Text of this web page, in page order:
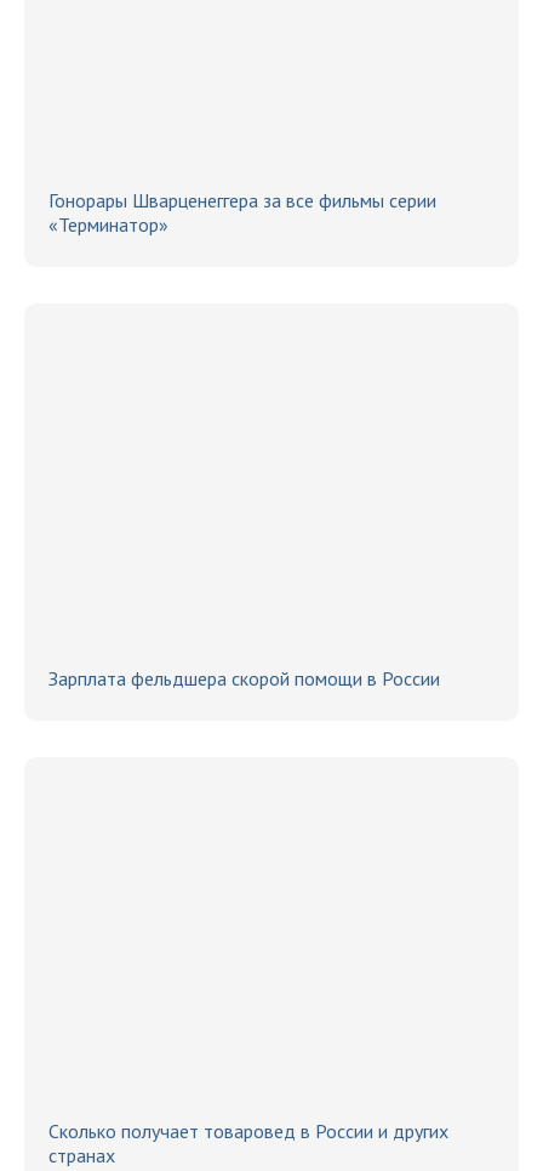
Гонорары Шварценеггера за все фильмы серии
«Терминатор»
Зарплата фельдшера скорой помощи в России
Сколько получает товаровед в России и других
странах